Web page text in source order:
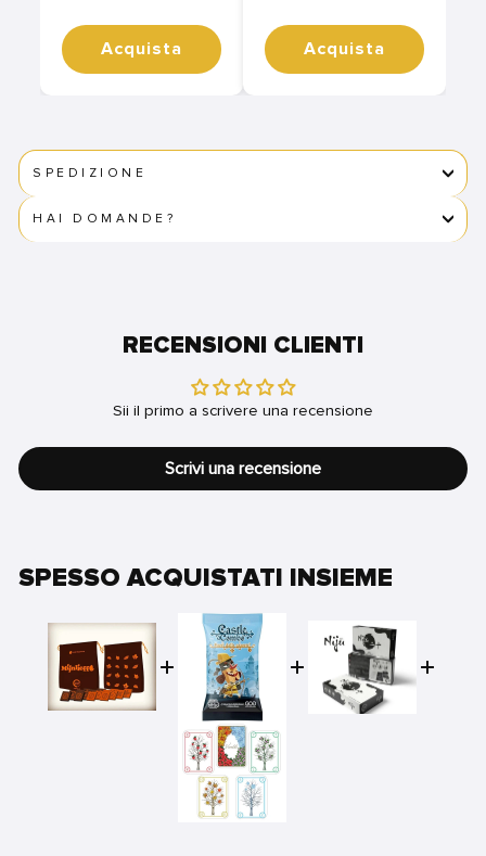
Acquista Acquista
SPEDIZIONE
HAI DOMANDE?
RECENSIONI CLIENTI
Sii il primo a scrivere una recensione
Scrivi una recensione
SPESSO ACQUISTATI INSIEME